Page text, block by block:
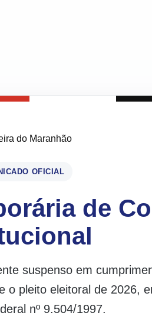
OFICIAL
de
suspenso em
o pleito eleitoral de 2026,
nº 9.504/1997.